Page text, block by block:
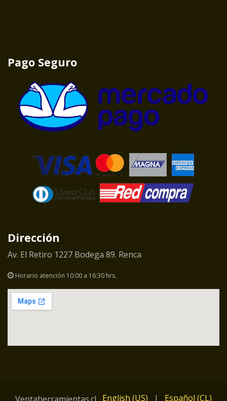
Pago Seguro
Dirección
Av. El Retiro 1227 Bodega 89. Renca
Horario atención 10:00 a 16:30 hrs.
Ventaherramientas.cl English (US) | Español (CL)